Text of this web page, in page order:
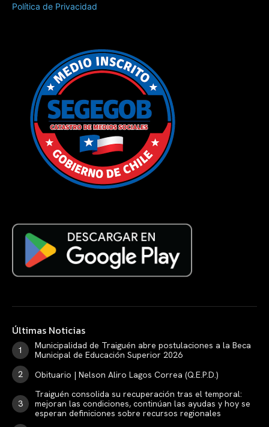
Política de Privacidad
Últimas Noticias
Municipalidad de Traiguén abre postulaciones a la Beca
Municipal de Educación Superior 2026
Obituario | Nelson Aliro Lagos Correa (Q.E.P.D.)
Traiguén consolida su recuperación tras el temporal:
mejoran las condiciones, continúan las ayudas y hoy se
esperan definiciones sobre recursos regionales